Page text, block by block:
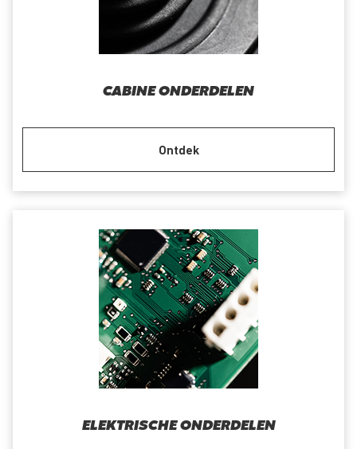
CABINE ONDERDELEN
Ontdek
ELEKTRISCHE ONDERDELEN